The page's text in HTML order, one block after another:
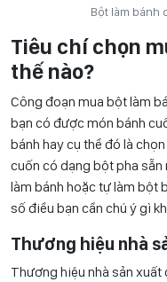
Bột làm bánh
Tiêu chí chọn
thế nào?
Công đoạn mua bột làm
bạn có được món bánh
bánh hay cụ thể đó là
cuốn có dạng bột pha
làm bánh hoặc tự làm bột
số điều bạn cần chú ý gì
Thương hiệu nhà
Thương hiệu nhà sản